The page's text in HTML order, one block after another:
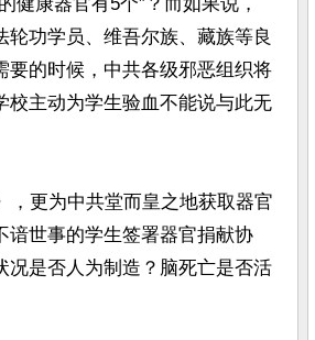
功学员、维吾尔族、藏族等良
要的时候，中共各级邪恶组织将
校主动为学生验血不能说与此无
，更为中共堂而皇之地获取器官
谙世事的学生签署器官捐献协
况是否人为制造？脑死亡是否活